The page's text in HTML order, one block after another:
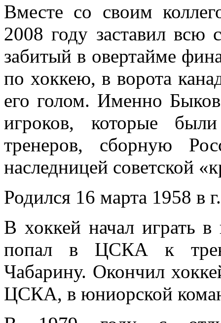
Вместе со своим
2008 году заставил всю
забитый в овертайме
по хоккею, в ворота
его голом. Именно
игроков, которые
тренеров, сборную
наследницей советской
Родился 16 марта 1958 в
В хоккей начал играть
попал в ЦСКА к
Чабарину. Окончил
ЦСКА, в юниорской